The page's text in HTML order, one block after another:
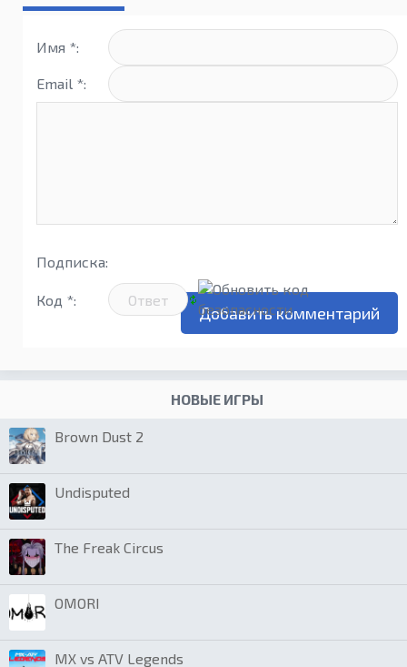
Имя *:
Email *:
Подписка:
Код *:
НОВЫЕ ИГРЫ
Brown Dust 2
Undisputed
The Freak Circus
OMORI
MX vs ATV Legends